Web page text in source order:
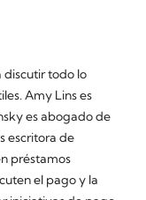
discutir todo lo
Amy Lins es
es abogado de
escritora de
préstamos
el pago y la